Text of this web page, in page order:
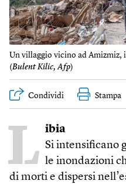
Un villaggio vicino ad Amizmiz,
(Bulent Kilic, Afp)
Condividi Stampa
L ibia
Si intensificano
le inondazioni
di morti e dispersi